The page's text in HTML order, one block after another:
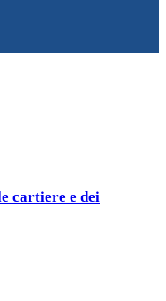
cartiere e dei